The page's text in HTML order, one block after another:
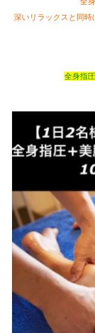
深いリラックスと同
全身指